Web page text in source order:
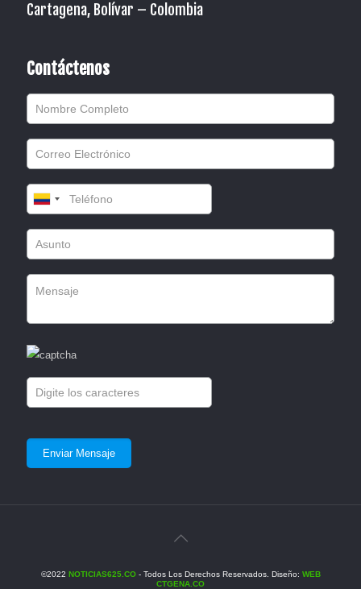
Cartagena, Bolívar – Colombia
Contáctenos
©2022 NOTICIAS625.CO- Todos Los Derechos Reservados. Diseño: WEB
CTGENA.CO